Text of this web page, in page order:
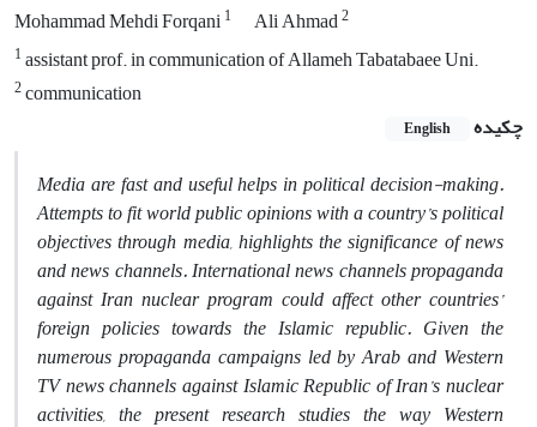
Mohammad Mehdi Forqani1 Ali Ahmad2
1assistant prof. in communication of Allameh Tabatabaee Uni.
2communication
چکیده
English
Media are fast and useful helps in political decision-making.
Attempts to fit world public opinions with a country’s political
objectives through media, highlights the significance of news
and news channels. International news channels propaganda
against Iran nuclear program could affect other countries’
foreign policies towards the Islamic republic. Given the
numerous propaganda campaigns led by Arab and Western
TV news channels against Islamic Republic of Iran’s nuclear
activities, the present research studies the way Western